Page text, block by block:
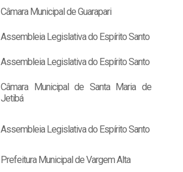
Câmara Municipal de Guarapari
Assembleia Legislativa do Espírito Santo
Assembleia Legislativa do Espírito Santo
Câmara Municipal de Santa Maria de
Jetibá
Assembleia Legislativa do Espírito Santo
Prefeitura Municipal de Vargem Alta